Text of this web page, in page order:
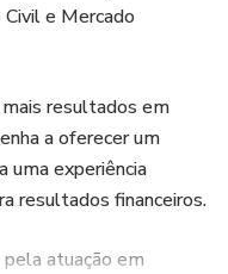
e Mercado
resultados em
a oferecer um
uma experiência
resultados financeiros.
atuação em